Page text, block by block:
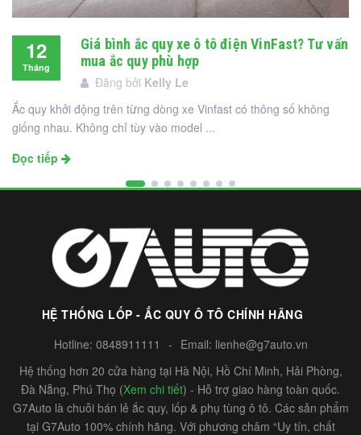
12
Tháng
Giá bình ắc quy xe ô tô điện VinFast? Tư vấn
mua ắc quy phù hợp
Đăng bởi Kelly Le
Ắc quy khởi động trên từng dòng xe Vinfast có thông số không
giống nhau. Không chỉ tùy vào model ...
Đọc tiếp
HỆ THỐNG LỐP - ẮC QUY Ô TÔ CHÍNH HÃNG
Hotline: 0848911111 - Email: lienhe@g7auto.vn
Hệ thống hơn 20 cửa hàng tại Hà Nội, Hồ Chí Minh, Hải Phòng,
Đà Nẵng, Phú Thọ (Xem chi tiết) - Hỗ trợ giao hàng toàn quốc.
G7Auto là chuỗi bán lẻ ắc quy, lốp & phụ tùng ô tô. Các sản phẩm
tại G7Auto 100% chính hãng. Với phương châm “Uy tín, chất